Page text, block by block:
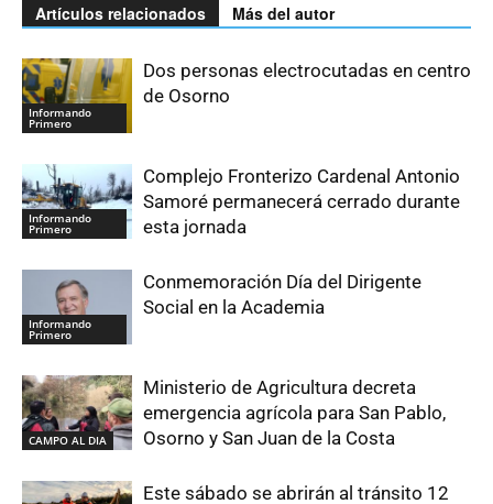
Artículos relacionados Más del autor
Informando
Primero
Dos personas electrocutadas en centro
de Osorno
Informando
Primero
Complejo Fronterizo Cardenal Antonio
Samoré permanecerá cerrado durante
esta jornada
Informando
Primero
Conmemoración Día del Dirigente
Social en la Academia
CAMPO AL DIA
Ministerio de Agricultura decreta
emergencia agrícola para San Pablo,
Osorno y San Juan de la Costa
Este sábado se abrirán al tránsito 12